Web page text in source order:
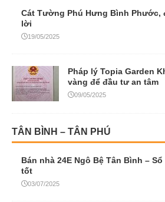
Cát Tường Phú Hưng Bình Phước,
lời
19/05/2025
Pháp lý Topia Garden
vàng để đầu tư an tâm
09/05/2025
TÂN BÌNH – TÂN PHÚ
Bán nhà 24E Ngô Bệ Tân Bình –
tốt
03/07/2025